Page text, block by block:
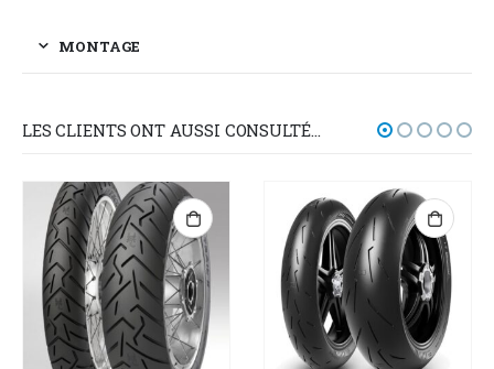
MONTAGE
LES CLIENTS ONT AUSSI CONSULTÉ…